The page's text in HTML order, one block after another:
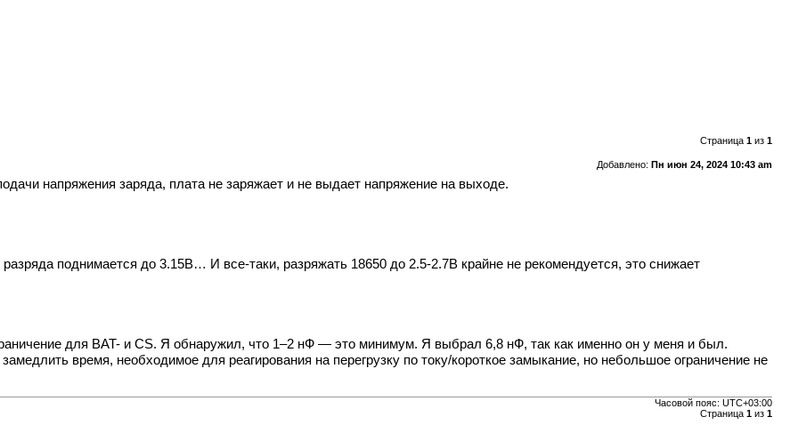
Страница 1из 1
Добавлено: Пн июн 24, 2024 10:43 am
напряжения заряда, плата не заряжает и не выдает напряжение на выходе.
поднимается до 3.15В… И все-таки, разряжать 18650 до 2.5-2.7В крайне не рекомендуется, это снижает
для BAT- и CS. Я обнаружил, что 1–2 нФ — это минимум. Я выбрал 6,8 нФ, так как именно он у меня и был.
время, необходимое для реагирования на перегрузку по току/короткое замыкание, но небольшое ограничение не
Часовой пояс: UTC+03:00
Страница 1из 1